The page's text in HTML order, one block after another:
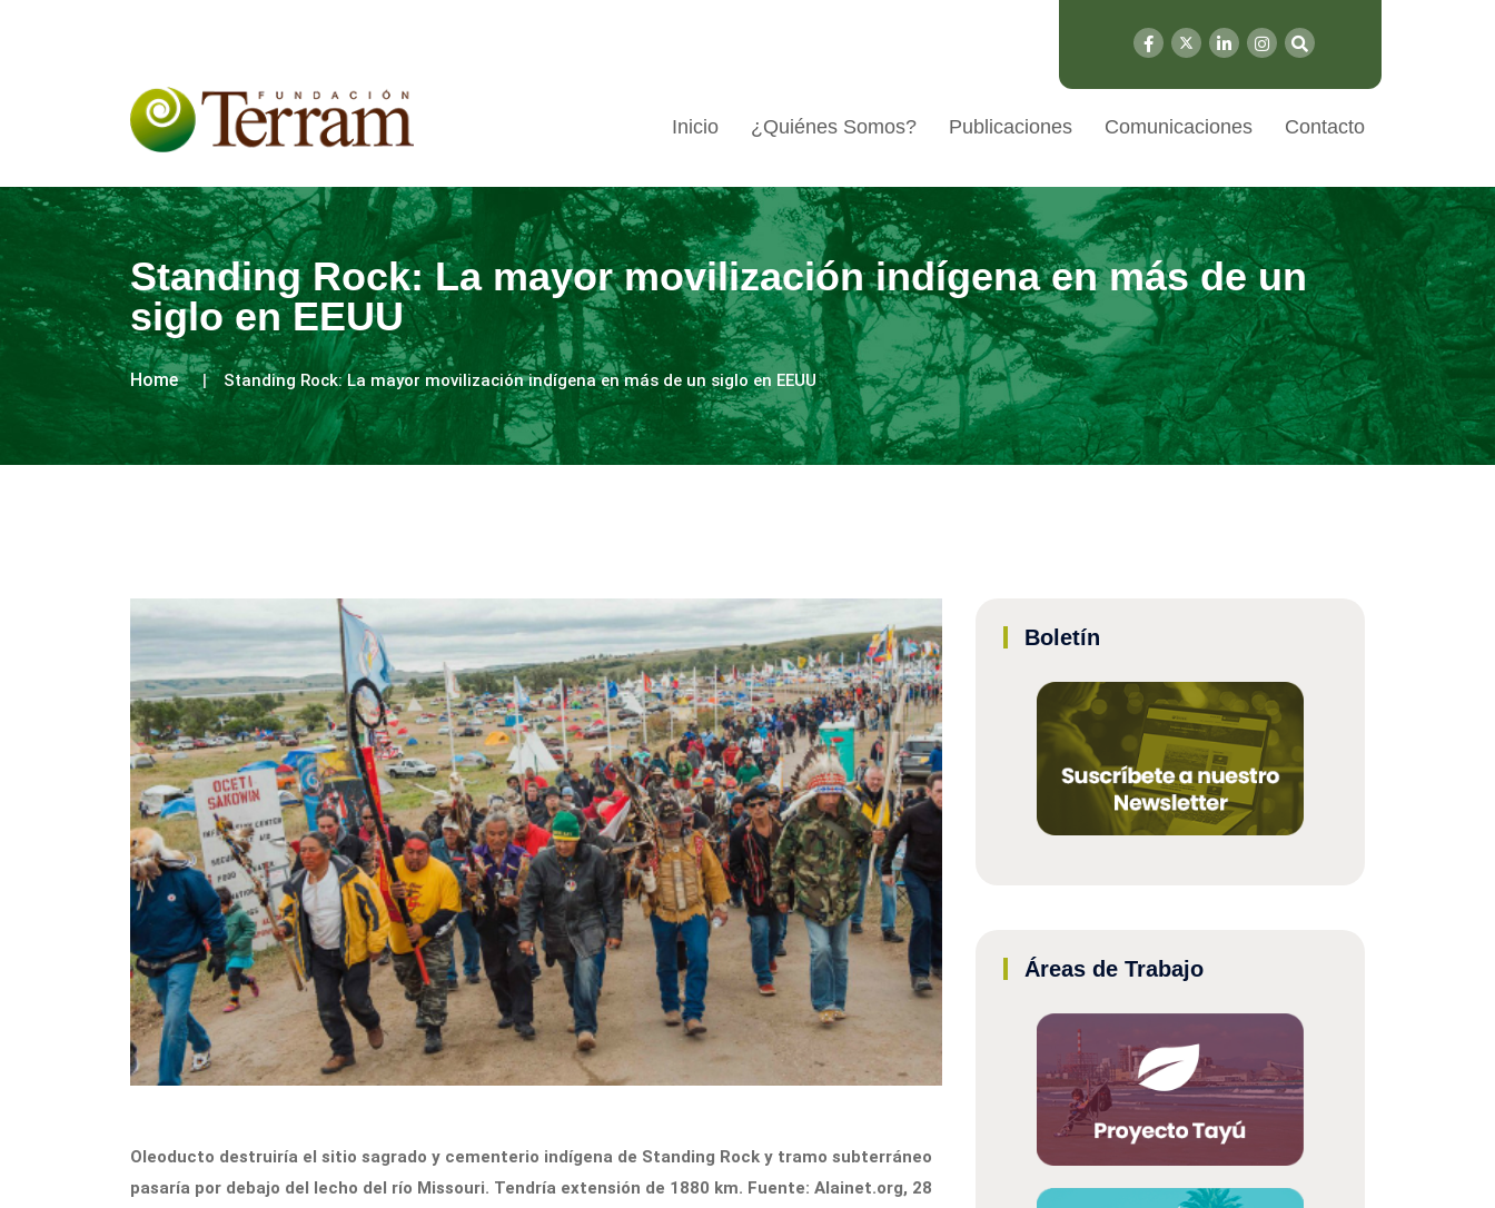
Inicio ¿Quiénes Somos? Publicaciones Comunicaciones Contacto
Standing Rock: La mayor movilización indígena en más de un
siglo en EEUU
Home Standing Rock: La mayor movilización indígena en más de un siglo en EEUU
Oleoducto destruiría el sitio sagrado y cementerio indígena de Standing Rock y tramo subterráneo
pasaría por debajo del lecho del río Missouri. Tendría extensión de 1880 km. Fuente: Alainet.org, 28
Boletín
Áreas de Trabajo